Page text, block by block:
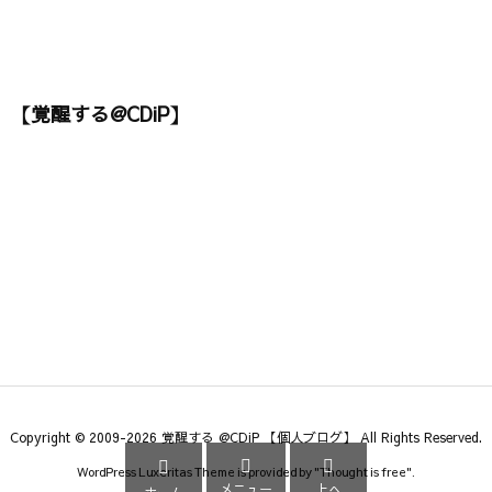
【覚醒する@CDiP】
Copyright © 2009-2026 覚醒する @CDiP 【個人ブログ】 All Rights Reserved.
WordPress Luxeritas Theme is provided by "Thought is free".
 
メニュー

上へ